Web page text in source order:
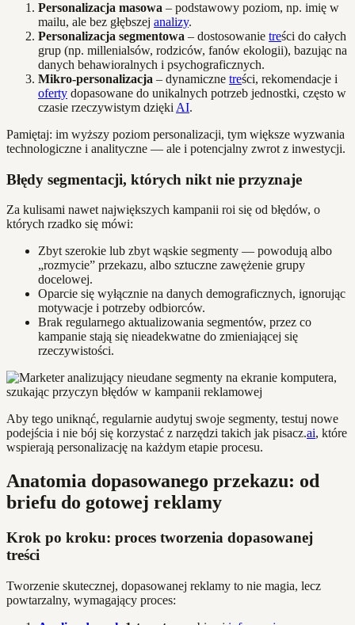
Personalizacja masowa – podstawowy poziom, np. imię w
mailu, ale bez głębszej analizy.
Personalizacja segmentowa – dostosowanie treści do całych
grup (np. millenialsów, rodziców, fanów ekologii), bazując na
danych behawioralnych i psychograficznych.
Mikro-personalizacja – dynamiczne treści, rekomendacje i
oferty dopasowane do unikalnych potrzeb jednostki, często w
czasie rzeczywistym dzięki AI.
Pamiętaj: im wyższy poziom personalizacji, tym większe wyzwania
technologiczne i analityczne — ale i potencjalny zwrot z inwestycji.
Błędy segmentacji, których nikt nie przyznaje
Za kulisami nawet największych kampanii roi się od błędów, o
których rzadko się mówi:
Zbyt szerokie lub zbyt wąskie segmenty — powodują albo
„rozmycie” przekazu, albo sztuczne zawężenie grupy
docelowej.
Oparcie się wyłącznie na danych demograficznych, ignorując
motywacje i potrzeby odbiorców.
Brak regularnego aktualizowania segmentów, przez co
kampanie stają się nieadekwatne do zmieniającej się
rzeczywistości.
Aby tego uniknąć, regularnie audytuj swoje segmenty, testuj nowe
podejścia i nie bój się korzystać z narzędzi takich jak pisacz.ai, które
wspierają personalizację na każdym etapie procesu.
Anatomia dopasowanego przekazu: od
briefu do gotowej reklamy
Krok po kroku: proces tworzenia dopasowanej
treści
Tworzenie skutecznej, dopasowanej reklamy to nie magia, lecz
powtarzalny, wymagający proces: